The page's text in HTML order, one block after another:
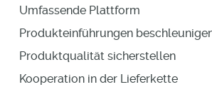
Umfassende Plattform
Produkteinführungen
Produktqualität sicherstellen
Kooperation in der Lieferkette